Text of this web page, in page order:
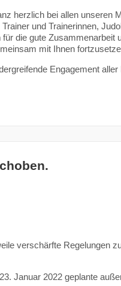
herzlich bei allen unseren
und Trainerinnen,
die gute Zusammenarbeit
mit Ihnen
Engagement
verschärfte Regelungen
Januar 2022 geplante